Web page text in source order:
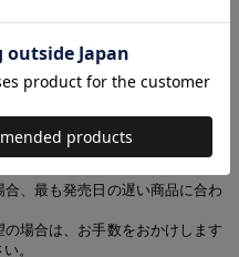
プルかつ洗練されたおしゃれな
もぴったりな一冊です。
、最も発売日の遅い商品に合わ
場合は、お手数をおかけします
。